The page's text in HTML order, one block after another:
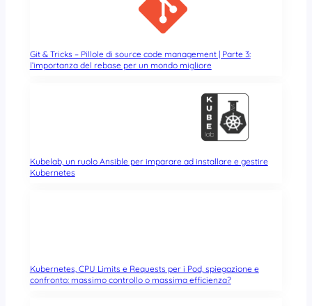
Git & Tricks – Pillole di source code management | Parte 3:
l’importanza del rebase per un mondo migliore
Kubelab, un ruolo Ansible per imparare ad installare e gestire
Kubernetes
Kubernetes, CPU Limits e Requests per i Pod, spiegazione e
confronto: massimo controllo o massima efficienza?